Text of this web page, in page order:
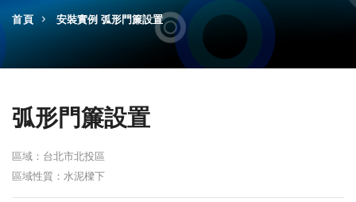
首頁 安裝實例 弧形門簾設置
弧形門簾設置
區域：台北市北投區
區域性質：水泥樑下